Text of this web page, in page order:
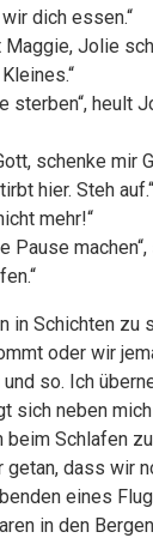
dich essen.“
Maggie, Jolie
sterben“, heult
schenke mir
hier. Steh auf.“
mehr!“
Pause
in Schichten zu
oder wir
so. Ich
sich neben
beim Schlafen
getan, dass wir
eines
in den